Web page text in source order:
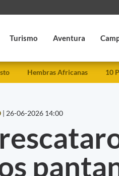
Turismo Aventura
Hembras Africanas 10
| 26-06-2026 14:00